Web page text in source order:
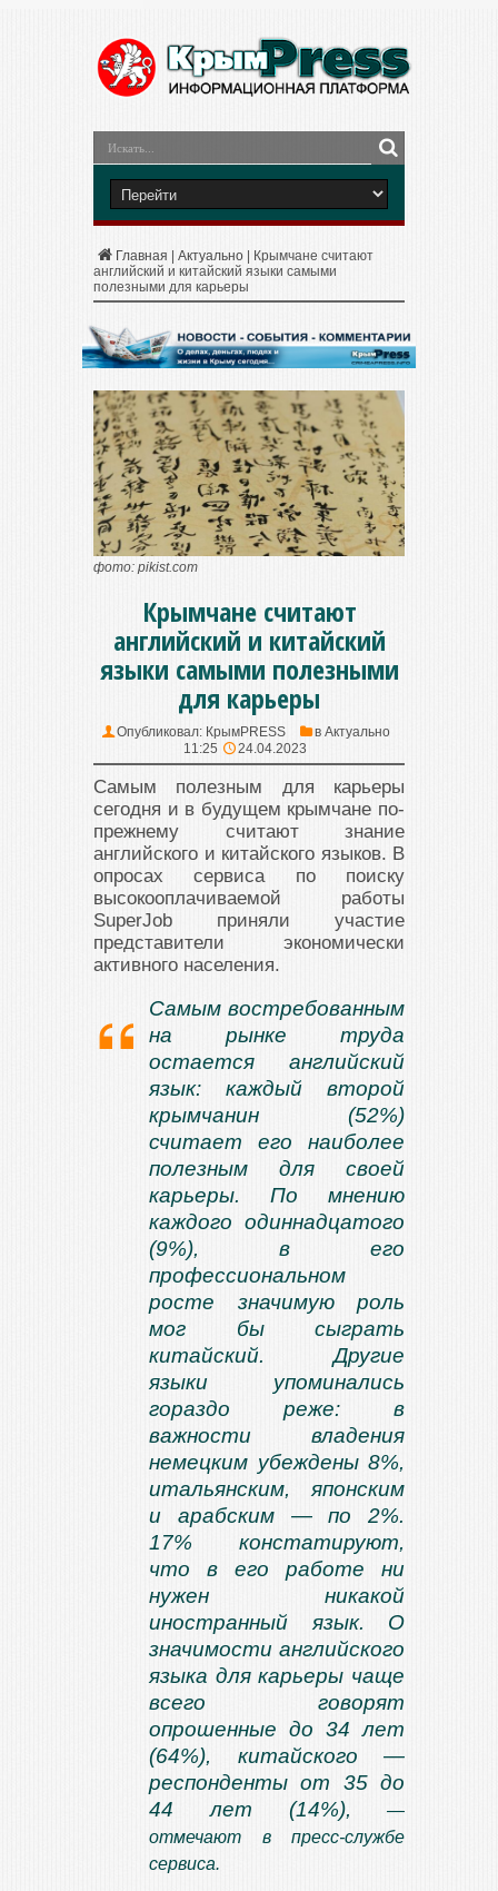
Главная Актуально
Крымчане считают
английский и китайский языки самыми
полезными для карьеры
фото: pikist.com
Крымчане считают
английский и китайский
языки самыми полезными
для карьеры
Опубликовал: КрымPRESS в Актуально
11:25
24.04.2023
Самым полезным для карьеры
сегодня и в будущем крымчане по-
прежнему считают знание
английского и китайского языков. В
опросах сервиса по поиску
высокооплачиваемой работы
SuperJob приняли участие
представители экономически
активного населения.
Самым востребованным
на рынке труда
остается английский
язык: каждый второй
крымчанин (52%)
считает его наиболее
полезным для своей
карьеры. По мнению
каждого одиннадцатого
(9%), в его
профессиональном
росте значимую роль
мог бы сыграть
китайский. Другие
языки упоминались
гораздо реже: в
важности владения
немецким убеждены 8%,
итальянским, японским
и арабским — по 2%.
17% констатируют,
что в его работе ни
нужен никакой
иностранный язык. О
значимости английского
языка для карьеры чаще
всего говорят
опрошенные до 34 лет
(64%), китайского —
респонденты от 35 до
44 лет (14%),
—
отмечают в пресс-службе
сервиса.